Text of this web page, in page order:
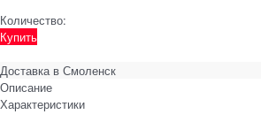
Количество:
Купить
Доставка в Смоленск
Описание
Характеристики